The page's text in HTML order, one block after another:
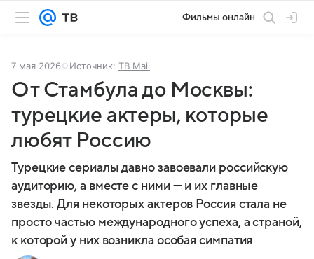
Фильмы онлайн
7 мая 2026 Источник: ТВ Mail
От Стамбула до Москвы:
турецкие актеры, которые
любят Россию
Турецкие сериалы давно завоевали российскую
аудиторию, а вместе с ними — и их главные
звезды. Для некоторых актеров Россия стала не
просто частью международного успеха, а страной,
к которой у них возникла особая симпатия